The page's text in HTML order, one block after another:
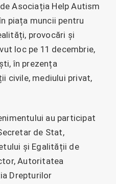
Asociația Help Autism
piața muncii pentru
provocări și
loc pe 11 decembrie,
în prezența
civile, mediului privat,
au participat
de Stat,
și Egalității de
Autoritatea
Drepturilor